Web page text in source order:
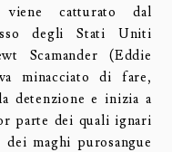
viene catturato dal
degli Stati Uniti
Scamander (Eddie
minacciato di fare,
detenzione e inizia a
parte dei quali ignari
maghi purosangue